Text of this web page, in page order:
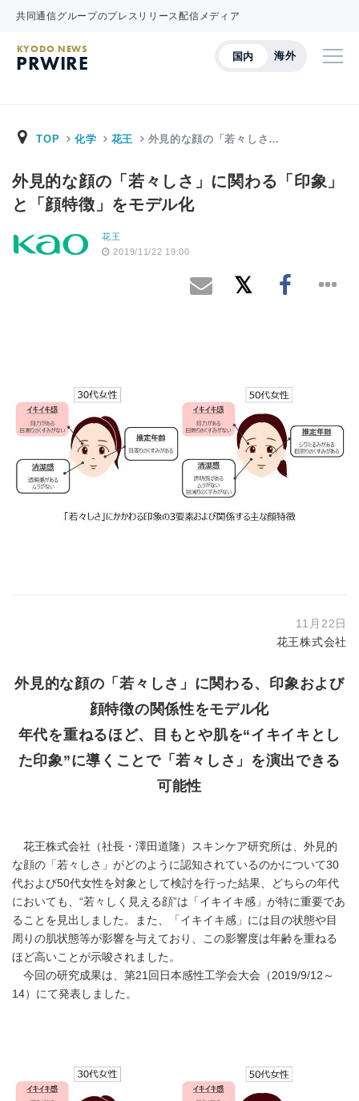
共同通信グループのプレスリリース配信メディア
国内 海外
KYODO NEWS
PRWIRE
TOP 化学 花王 外見的な顔の「若々しさ…
外見的な顔の「若々しさ」に関わる「印象」
と「顔特徴」をモデル化
花王
2019/11/22 19:00
11月22日
花王株式会社
外見的な顔の「若々しさ」に関わる、印象および
顔特徴の関係性をモデル化
年代を重ねるほど、目もとや肌を“イキイキとし
た印象”に導くことで「若々しさ」を演出できる
可能性
花王株式会社（社長・澤田道隆）スキンケア研究所は、外見的
な顔の「若々しさ」がどのように認知されているのかについて30
代および50代女性を対象として検討を行った結果、どちらの年代
においても、“若々しく見える顔”は「イキイキ感」が特に重要であ
ることを見出しました。また、「イキイキ感」には目の状態や目
周りの肌状態等が影響を与えており、この影響度は年齢を重ねる
ほど高いことが示唆されました。
今回の研究成果は、第21回日本感性工学会大会（2019/9/12～
14）にて発表しました。